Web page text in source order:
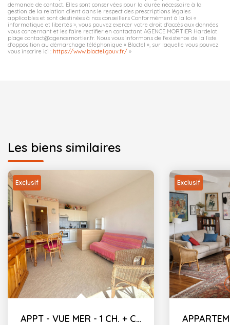
demande de contact. Elles sont conservées pour la durée nécessaire à la
gestion de la relation client dans le respect des prescriptions légales
applicables et sont destinées à nos conseillers Conformément à la loi «
informatique et libertés », vous pouvez exercer votre droit d'accès aux données
vous concernant et les faire rectifier en contactant AGENCE MORTIER Hardelot
plage contact@agencemortier.fr. Nous vous informons de l'existence de la liste
d'opposition au démarchage téléphonique « Bloctel », sur laquelle vous pouvez
vous inscrire ici : https://www.bloctel.gouv.fr/ »
Les biens similaires
Exclusif
APPT - VUE MER - 1 CH. + CABINE - 40.17 M²C
Exclusif